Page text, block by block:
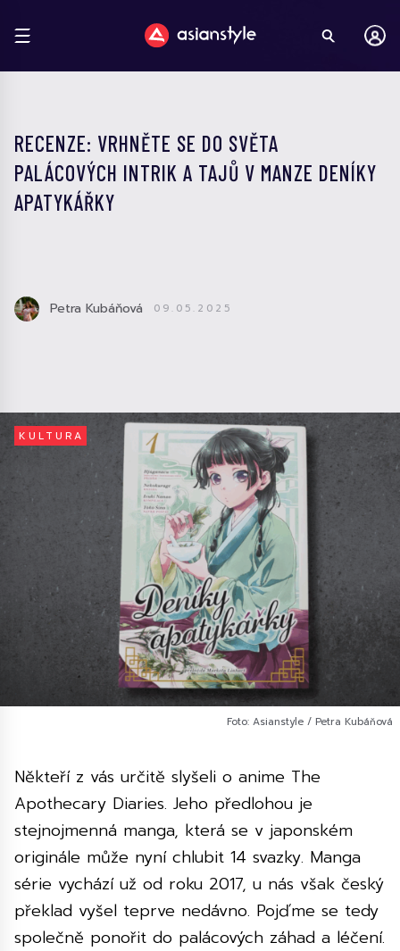
RECENZE: VRHNĚTE SE DO SVĚTA
PALÁCOVÝCH INTRIK A TAJŮ V MANZE DENÍKY
APATYKÁŘKY
Petra Kubáňová 09.05.2025
KULTURA
Foto: Asianstyle / Petra Kubáňová
Někteří z vás určitě slyšeli o anime The
Apothecary Diaries. Jeho předlohou je
stejnojmenná manga, která se v japonském
originále může nyní chlubit 14 svazky. Manga
série vychází už od roku 2017, u nás však český
překlad vyšel teprve nedávno. Pojďme se tedy
společně ponořit do palácových záhad a léčení.